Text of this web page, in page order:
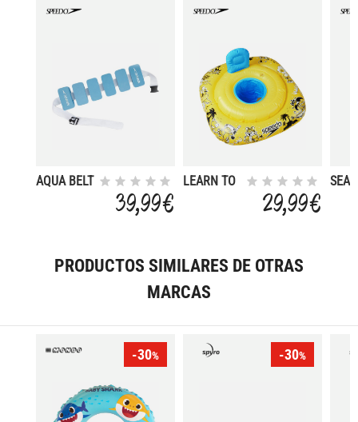
AQUA BELT
39,99 €
LEARN TO
29,99 €
SEA
PRODUCTOS SIMILARES DE OTRAS
MARCAS
-30% -30%